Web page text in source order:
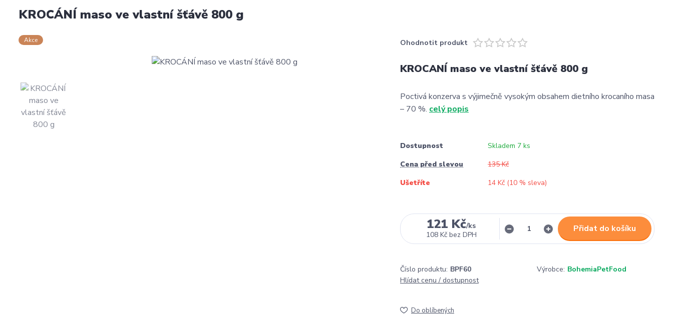
KROCÁNÍ maso ve vlastní šťávě 800 g
Akce Ohodnotit produkt
KROCANÍ maso ve vlastní šťávě 800 g
Poctivá konzerva s výjimečně vysokým obsahem dietního krocaního masa
– 70 %. celý popis
Dostupnost
Skladem 7 ks
Cena před slevou
135 Kč
Ušetříte
14 Kč (10 % sleva)
121 Kč/ks
108 Kč bez DPH
Přidat do košíku
Číslo produktu: BPF60 Výrobce: BohemiaPetFood
Hlídat cenu / dostupnost
Do oblíbených